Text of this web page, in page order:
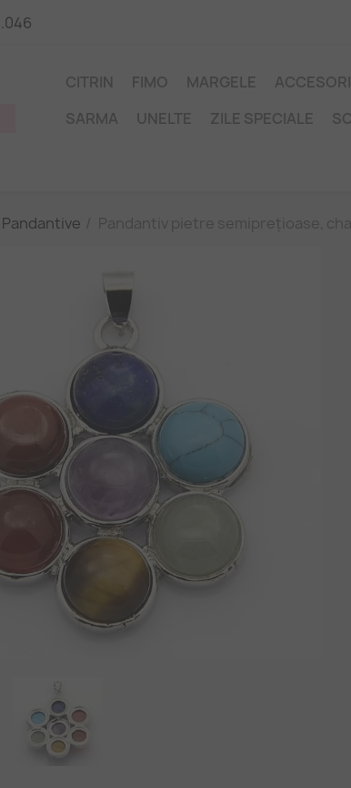
CITRIN FIMO MARGELE
SARMA
UNELTE ZILE SPECIALE
Pandantive Pandantiv pietre semiprețioase,